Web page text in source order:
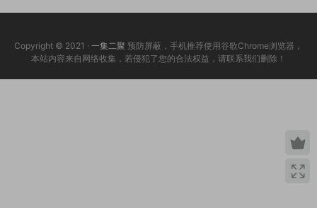
Copyright © 2021 · 一集二聚 预防屏蔽，手机推荐使用谷歌Chrome浏览器，
本站内容来自网络收集，若侵犯了您的合法权益，请联系我们删除！